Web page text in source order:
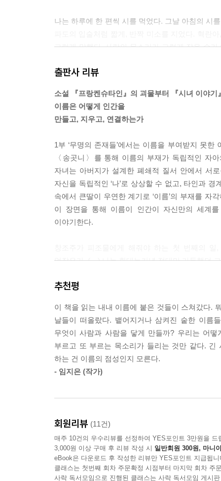
나는 하루에 한 편씩 시를 먹었다. 그날 아침의 시
그렇게 말했다. 사람의 목소리가 그렇게 작을 수
---p.91
나는 마치 마일리 사일러스가 빙의된 것처럼 밤마
롭게, 격렬하게 춤을 추면서 나는 오래오래 차마
여러 사람의 이름들을 땀으로 밤공기 속의 하늘로
소월은 세 번이 아니라 수백 번이라도 부르고 있
의 이름을. 사랑한다고 말하지 못해서. 전하지 못
명해본다. 나는 선 채로 이대로 돌이 되어도 부르
---p.138
“너는 아무것도 아닌 자가 되었다.” 마침내 스승
자신에게 새로운 이름을 붙여 자축하는 것은, 자
질 때마다, 새 이름을 열 개라도 스무 개라도 만들
---p.221
출판사 리뷰
소설 『프랑켄슈타인』의 괴물부터 『시녀 이야기
이름은 어떻게 인간을
만들고, 지우고, 연결하는가
1부 ‘무명의 존재들’에서는 이름을 부여받지 못
〈송곳니〉를 통해 이름의 부재가 독립적인 자
자녀는 아버지가 설계한 폐쇄적 질서 안에서 서
자신을 독립적인 ‘나’로 상상할 수 없고, 타인과
속에서 큰딸이 우연한 계기로 ‘이름’의 부재를 자
이 장면을 통해 이름이 인간이 자신만의 세계
이야기한다.
없잖은가. (…) 나는 환대는커녕 적대만 가득했던
이어 2부 ‘호명하는 사랑’에서는 서로 이름을 부
이름을 거듭 부르는 순간들에 주목한다. 상대의
들이는 일이며, 애정과 욕망, 그리움과 소유의
사랑하는 사람의 이름을 끝없이 불러보고 싶어
내 존재를 일컫는 고유명사인 이름을 서로 바꿔
속으로 온전히 들이미는 일. _99~100쪽
〈초혼〉 속 “부르다가 내가 죽을 이름이여”라는
이름을 그저 부르며 살 수밖에 없는 애달픈 마음
어느새 나는 곳집이다. (…) 애달픈 곡소리가 들
메운다. 산 자는 죽은 이의 이름을 ‘설움에 겹도록
추천평
이 책을 읽는 내내 이름에 붙은 것들이 스쳐갔다.
날들이 떠올랐다. 뱉어지거나 삼켜진 숱한 이름
무엇이 사람과 사람을 닿게 만들까? 우리는 어
부르고 또 부르는 목소리가 들리는 것만 같다.
하는 건 이름의 점성인지 모른다.
- 임지은 (작가)
회원리뷰 (11건)
매주 10건의 우수리뷰를 선정하여 YES포인트 3만원을 드
3,000원 이상 구매 후 리뷰 작성 시 일반회원 300원, 마니
eBook은 다운로드 후 작성한 리뷰만 YES포인트 지급됩니
클래스는 첫번째 회차 주문확정 시점부터 마지막 회차 주
사락 독서모임으로 진행된 클래스는 사락 독서모임 게시